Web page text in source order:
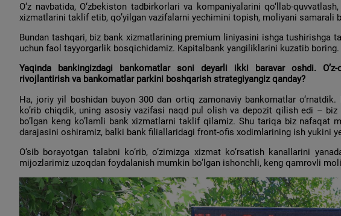
O‘z navbatida, O‘zbekiston tadbirkorlari va kompaniyalarini qo‘llab-
xizmatlarini taklif etib, qo’yilgan vazifalarni yechimini topish, moliyani samarali
Bundan tashqari, biz bank xizmatlarining premium liniyasini ishga tushirishga
uchun faol tayyorgarlik bosqichidamiz. Kapitalbank yangiliklarini kuzatib boring.
Yaqinda bankingizdagi bankomatlar soni deyarli ikki baravar oshdi. O’z-
rivojlantirish va bankomatlar parkini boshqarish strategiyangiz qanday?
Ha, joriy yil boshidan buyon 300 dan ortiq zamonaviy bankomatlar o‘rnatdik.
ko’rib chiqdik, uning asosiy vazifasi naqd pul olish va depozit qilish edi –
bo’lgan keng ko’lamli bank xizmatlarni taklif qilamiz. Shu tariqa biz nafaqat
darajasini oshiramiz, balki bank filiallaridagi front-ofis xodimlarining ish yukini
O‘sib borayotgan talabni ko‘rib, o‘zimizga xizmat ko‘rsatish kanallarini
mijozlarimiz uzoqdan foydalanish mumkin bo’lgan ishonchli, keng qamrovli